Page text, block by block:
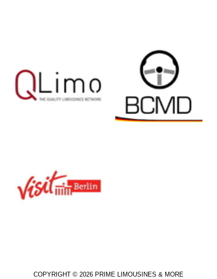
COPYRIGHT © 2026 PRIME LIMOUSINES & MORE